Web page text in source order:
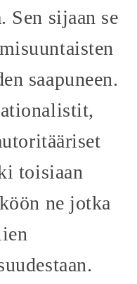
Sen sijaan se
saapuneen.
toisiaan
ne jotka